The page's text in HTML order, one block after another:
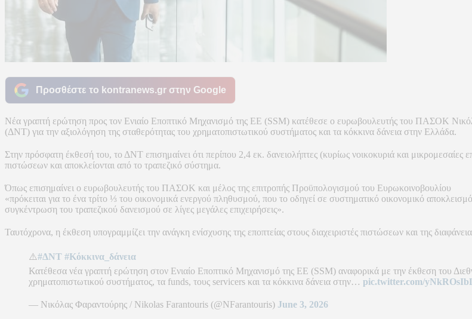
Προσθέστε το kontranews.gr στην Google
Νέα γραπτή ερώτηση προς τον Ενιαίο Εποπτικό Μηχανισμό της ΕΕ (SSM) κατέθεσε ο ευρωβουλευτής του ΠΑΣΟΚ
(ΔΝΤ) για την αξιολόγηση της σταθερότητας του χρηματοπιστωτικού συστήματος και τα κόκκινα δάνεια στην Ελλάδα.
Στην πρόσφατη έκθεσή του, το ΔΝΤ επισημαίνει ότι περίπου 2,4 εκ. δανειολήπτες (κυρίως νοικοκυριά και μικρομεσαίες
πιστώσεων και αποκλείονται από το τραπεζικό σύστημα.
Όπως επισημαίνει ο ευρωβουλευτής του ΠΑΣΟΚ και μέλος της επιτροπής Προϋπολογισμού του Ευρωκοινοβουλίου
«πρόκειται για το ένα τρίτο ⅓ του οικονομικά ενεργού πληθυσμού, που το οδηγεί σε συστηματικό οικονομικό
συγκέντρωση του τραπεζικού δανεισμού σε λίγες μεγάλες επιχειρήσεις».
Ταυτόχρονα, η έκθεση υπογραμμίζει την ανάγκη ενίσχυσης της εποπτείας στους διαχειριστές πιστώσεων και της
⚠️#ΔΝΤ #Κόκκινα_δάνεια
Κατέθεσα νέα γραπτή ερώτηση στον Ενιαίο Εποπτικό Μηχανισμό της ΕΕ (SSM) αναφορικά με την έκθεση του
χρηματοπιστωτικού συστήματος, τα funds, τους servicers και τα κόκκινα δάνεια στην… pic.twitter.com/
— Νικόλας Φαραντούρης / Nikolas Farantouris (@NFarantouris) June 3, 2026